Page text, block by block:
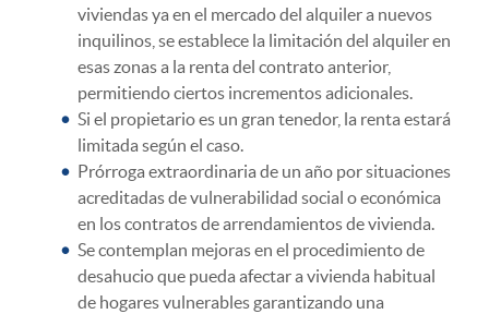
viviendas ya en el mercado del alquiler a nuevos
inquilinos, se establece la limitación del alquiler en
esas zonas a la renta del contrato anterior,
permitiendo ciertos incrementos adicionales.
Si el propietario es un gran tenedor, la renta estará
limitada según el caso.
Prórroga extraordinaria de un año por situaciones
acreditadas de vulnerabilidad social o económica
en los contratos de arrendamientos de vivienda.
Se contemplan mejoras en el procedimiento de
desahucio que pueda afectar a vivienda habitual
de hogares vulnerables garantizando una